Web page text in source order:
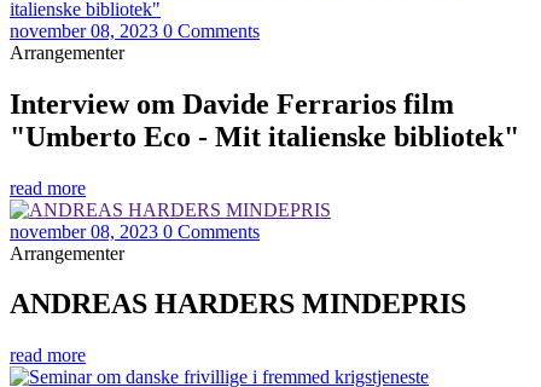
november 08, 2023 0 Comments
Arrangementer
Interview om Davide Ferrarios film
"Umberto Eco - Mit italienske bibliotek"
read more
november 08, 2023 0 Comments
Arrangementer
ANDREAS HARDERS MINDEPRIS
read more